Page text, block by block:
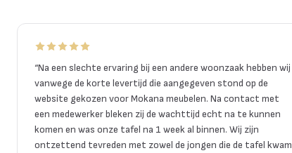
“Na een slechte ervaring bij een andere woonzaak hebben wij
vanwege de korte levertijd die aangegeven stond op de
website gekozen voor Mokana meubelen. Na contact met
een medewerker bleken zij de wachttijd echt na te kunnen
komen en was onze tafel na 1 week al binnen. Wij zijn
ontzettend tevreden met zowel de jongen die de tafel kwam